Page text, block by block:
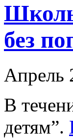
без
Апрель
В
детям”.